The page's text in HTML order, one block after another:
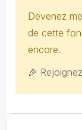
Devenez
de cette
encore.
🎉